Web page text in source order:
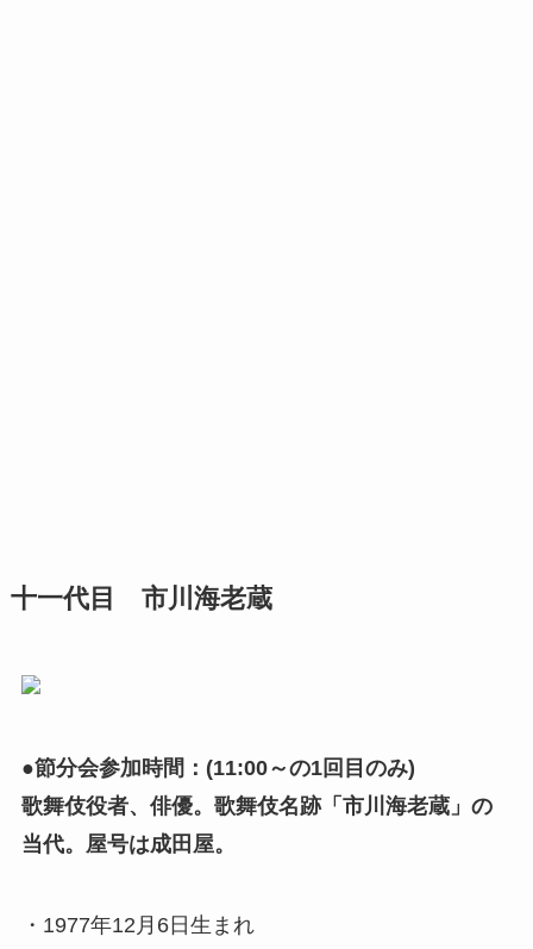
十一代目 市川海老蔵
●節分会参加時間：(11:00～の1回目のみ)
歌舞伎役者、俳優。歌舞伎名跡「市川海老蔵」の
当代。屋号は成田屋。
・1977年12月6日生まれ